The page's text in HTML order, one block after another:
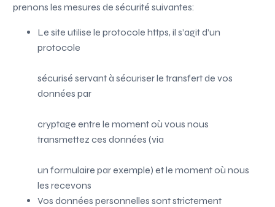
prenons les mesures de sécurité suivantes:
Le site utilise le protocole https, il s’agit d’un
protocole
sécurisé servant à sécuriser le transfert de vos
données par
cryptage entre le moment où vous nous
transmettez ces données (via
un formulaire par exemple) et le moment où nous
les recevons
Vos données personnelles sont strictement